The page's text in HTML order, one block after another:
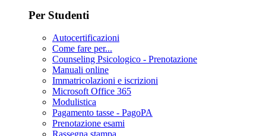
Per Studenti
Autocertificazioni
Come fare per...
Counseling Psicologico - Prenotazione
Manuali online
Immatricolazioni e iscrizioni
Microsoft Office 365
Modulistica
Pagamento tasse - PagoPA
Prenotazione esami